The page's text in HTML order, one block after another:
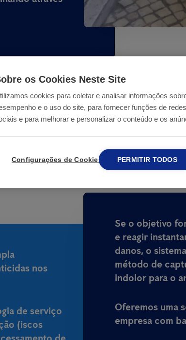
ratos em
nos
de serviço
(iscos
Se o objetivo
e reagir
danos, o sistema
método de
indolor para o
Oferemos uma
empresa com
os Cookies Neste Site
cookies para coletar e analisar informações
e o uso do site, para fornecer funções de redes
e para melhorar e personalizar o conteúdo e os
Configurações de Cookies PERMITIR TODOS